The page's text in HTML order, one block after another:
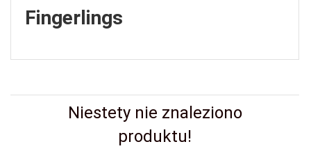
Fingerlings
Niestety nie znaleziono
produktu!